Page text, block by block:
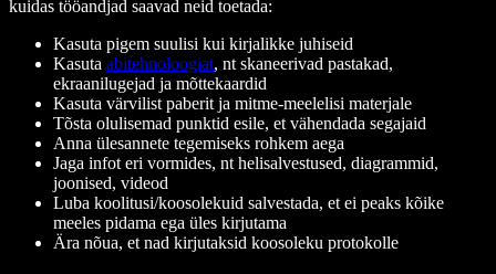
kuidas tööandjad saavad neid toetada:
Kasuta pigem suulisi kui kirjalikke juhiseid
Kasuta abitehnoloogiat, nt skaneerivad pastakad,
ekraanilugejad ja mõttekaardid
Kasuta värvilist paberit ja mitme-meelelisi materjale
Tõsta olulisemad punktid esile, et vähendada segajaid
Anna ülesannete tegemiseks rohkem aega
Jaga infot eri vormides, nt helisalvestused, diagrammid,
joonised, videod
Luba koolitusi/koosolekuid salvestada, et ei peaks kõike
meeles pidama ega üles kirjutama
Ära nõua, et nad kirjutaksid koosoleku protokolle